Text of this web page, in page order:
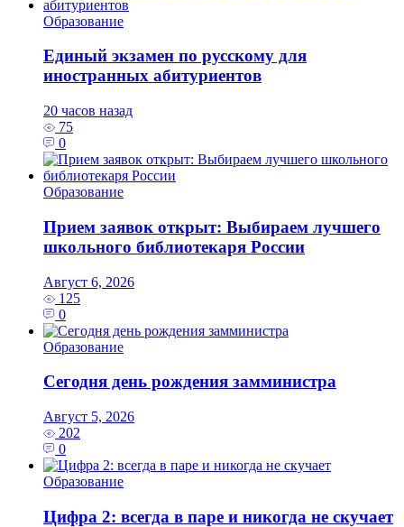
Образование
Единый экзамен по русскому для
иностранных абитуриентов
20 часов назад
75
0
Образование
Прием заявок открыт: Выбираем лучшего
школьного библиотекаря России
Август 6, 2026
125
0
Образование
Сегодня день рождения замминистра
Август 5, 2026
202
0
Образование
Цифра 2: всегда в паре и никогда не скучает